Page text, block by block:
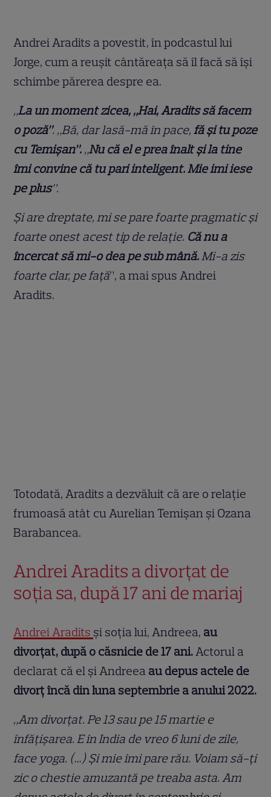
Andrei Aradits a povestit, în podcastul lui
Jorge, cum a reușit cântăreața să îl facă să își
schimbe părerea despre ea.
„La un moment zicea, „Hai, Aradits să facem
o poză”. „Bă, dar lasă-mă în pace,fă și tu poze
cu Temișan”. „Nu că el e prea înalt și la tine
îmi convine că tu pari inteligent. Mie imi iese
pe plus”.
Și are dreptate, mi se pare foarte pragmatic și
foarte onest acest tip de relație. Că nu a
încercat să mi-o dea pe sub mână.Mi-a zis
foarte clar, pe față”, a mai spus Andrei
Aradits.
Totodată, Aradits a dezvăluit că are o relație
frumoasă atât cu Aurelian Temișan și Ozana
Barabancea.
Andrei Aradits a divorțat de
soția sa, după 17 ani de mariaj
Andrei Aradits și soția lui, Andreea, au
divorțat, după o căsnicie de 17 ani.Actorul a
declarat că el și Andreea au depus actele de
divorț încă din luna septembrie a anului 2022.
„Am divorțat. Pe 13 sau pe 15 martie e
înfățișarea. E în India de vreo 6 luni de zile,
face yoga. (…) Și mie îmi pare rău. Voiam să-ți
zic o chestie amuzantă pe treaba asta. Am